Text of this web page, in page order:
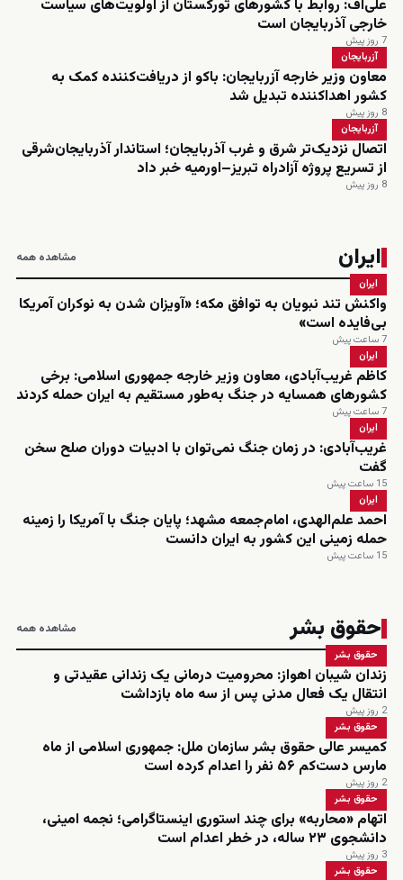
علی‌اف: روابط با کشورهای تورکستان از اولویت‌های سیاست
خارجی آذربایجان است
7 روز پیش
آزربایجان
معاون وزیر خارجه آزربایجان: باکو از دریافت‌کننده کمک به
کشور اهداکننده تبدیل شد
8 روز پیش
آزربایجان
اتصال نزدیک‌تر شرق و غرب آذربایجان؛ استاندار آذربایجان‌شرقی
از تسریع پروژه آزادراه تبریز–اورمیه خبر داد
8 روز پیش
ایران مشاهده همه
ایران
واکنش تند نبویان به توافق مکه؛ «آویزان شدن به نوکران آمریکا
بی‌فایده است»
7 ساعت پیش
ایران
کاظم غریب‌آبادی، معاون وزیر خارجه جمهوری اسلامی: برخی
کشورهای همسایه در جنگ به‌طور مستقیم به ایران حمله کردند
7 ساعت پیش
ایران
غریب‌آبادی: در زمان جنگ نمی‌توان با ادبیات دوران صلح سخن
گفت
15 ساعت پیش
ایران
احمد علم‌الهدی، امام‌جمعه مشهد؛ پایان جنگ با آمریکا را زمینه
حمله زمینی این کشور به ایران دانست
15 ساعت پیش
حقوق بشر مشاهده همه
حقوق بشر
زندان شیبان اهواز: محرومیت درمانی یک زندانی عقیدتی و
انتقال یک فعال مدنی پس از سه ماه بازداشت
2 روز پیش
حقوق بشر
کمیسر عالی حقوق بشر سازمان ملل: جمهوری اسلامی از ماه
مارس دست‌کم ۵۶ نفر را اعدام کرده است
2 روز پیش
حقوق بشر
اتهام «محاربه» برای چند استوری اینستاگرامی؛ نجمه امینی،
دانشجوی ۲۳ ساله، در خطر اعدام است
3 روز پیش
حقوق بشر